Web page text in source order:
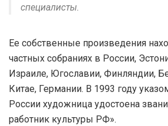
специалисты.
Ее собственные произведения
частных собраниях в России,
Израиле, Югославии, Финляндии,
Китае, Германии. В 1993 году
России художница удостоена
работник культуры РФ».